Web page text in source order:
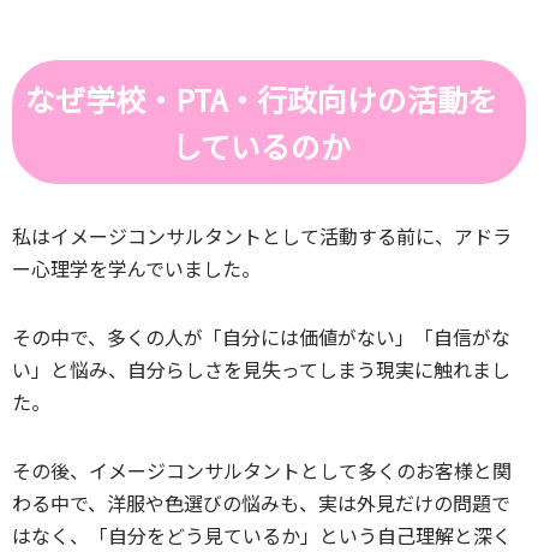
なぜ学校・PTA・行政向けの活動を
しているのか
私はイメージコンサルタントとして活動する前に、アドラ
ー心理学を学んでいました。
その中で、多くの人が「自分には価値がない」「自信がな
い」と悩み、自分らしさを見失ってしまう現実に触れまし
た。
その後、イメージコンサルタントとして多くのお客様と関
わる中で、洋服や色選びの悩みも、実は外見だけの問題で
はなく、「自分をどう見ているか」という自己理解と深く